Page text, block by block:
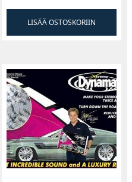
LISÄÄ OSTOSKORIIN